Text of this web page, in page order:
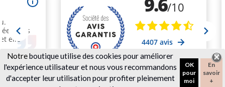
Notreboutique utilise des cookies pour améliorer
l'expérience utilisateur et nous vous recommandons
d'accepter leur utilisation pour profiter pleinement
OK
pour
moi
En
savoir
+